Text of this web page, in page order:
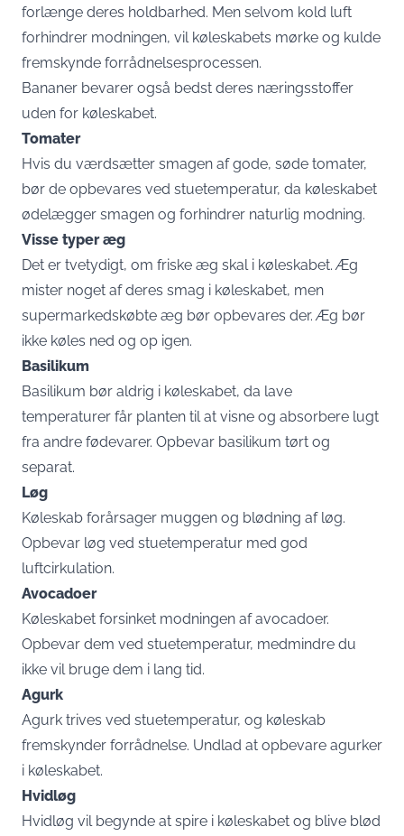
forlænge deres holdbarhed. Men selvom kold luft
forhindrer modningen, vil køleskabets mørke og kulde
fremskynde forrådnelsesprocessen.
Bananer bevarer også bedst deres næringsstoffer
uden for køleskabet.
Tomater
Hvis du værdsætter smagen af gode, søde tomater,
bør de opbevares ved stuetemperatur, da køleskabet
ødelægger smagen og forhindrer naturlig modning.
Visse typer æg
Det er tvetydigt, om friske æg skal i køleskabet. Æg
mister noget af deres smag i køleskabet, men
supermarkedskøbte æg bør opbevares der. Æg bør
ikke køles ned og op igen.
Basilikum
Basilikum bør aldrig i køleskabet, da lave
temperaturer får planten til at visne og absorbere lugt
fra andre fødevarer. Opbevar basilikum tørt og
separat.
Løg
Køleskab forårsager muggen og blødning af løg.
Opbevar løg ved stuetemperatur med god
luftcirkulation.
Avocadoer
Køleskabet forsinket modningen af avocadoer.
Opbevar dem ved stuetemperatur, medmindre du
ikke vil bruge dem i lang tid.
Agurk
Agurk trives ved stuetemperatur, og køleskab
fremskynder forrådnelse. Undlad at opbevare agurker
i køleskabet.
Hvidløg
Hvidløg vil begynde at spire i køleskabet og blive blød